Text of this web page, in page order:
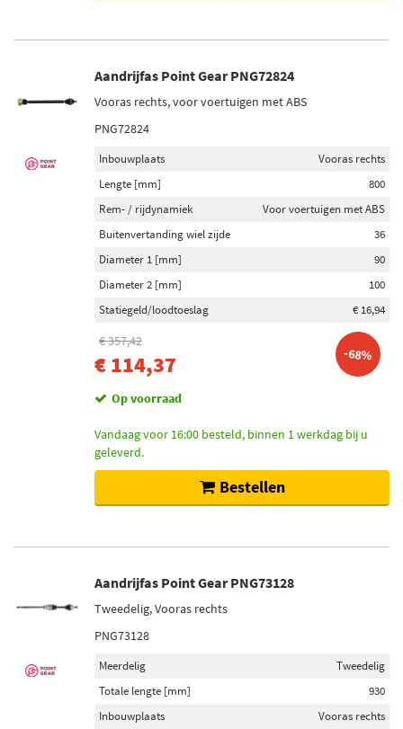
Aandrijfas Point Gear PNG72824
Vooras rechts, voor voertuigen met ABS
PNG72824
Inbouwplaats
Vooras rechts
Lengte [mm]
800
Rem- / rijdynamiek
Voor voertuigen met ABS
Buitenvertanding wiel zijde
36
Diameter 1 [mm]
90
Diameter 2 [mm]
100
Statiegeld/loodtoeslag
€ 16,94
€ 357,42
€ 114,37 -68%
Op voorraad
Vandaag voor 16:00 besteld, binnen 1 werkdag bij u
geleverd.
Bestellen
Aandrijfas Point Gear PNG73128
Tweedelig, Vooras rechts
PNG73128
Meerdelig
Tweedelig
Totale lengte [mm]
930
Inbouwplaats
Vooras rechts